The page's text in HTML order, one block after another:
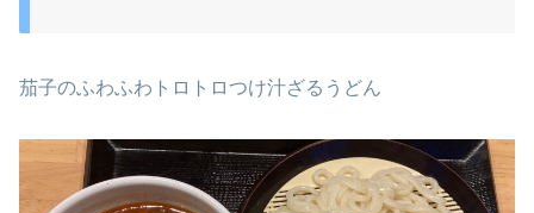
茄子のふわふわトロトロつけ汁ざるうどん